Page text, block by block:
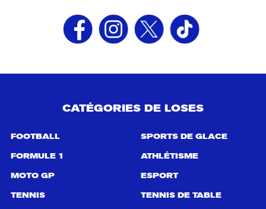
CATÉGORIES DE LOSES
FOOTBALL
FORMULE 1
MOTO GP
TENNIS
SPORTS DE GLACE
ATHLÉTISME
ESPORT
TENNIS DE TABLE